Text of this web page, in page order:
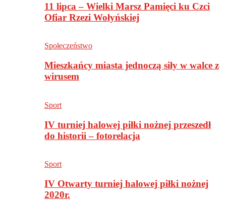
11 lipca – Wielki Marsz Pamięci ku Czci
Ofiar Rzezi Wołyńskiej
Społeczeństwo
Mieszkańcy miasta jednoczą siły w walce z
wirusem
Sport
IV turniej halowej piłki nożnej przeszedł
do historii – fotorelacja
Sport
IV Otwarty turniej halowej piłki nożnej
2020r.